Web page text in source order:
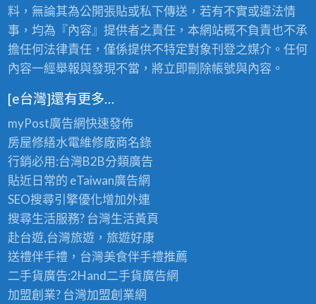
料，無論其為公開張貼或私下傳送，若有不實或違法情
事，均為『內容』提供者之責任，本網站概不負責也不承
擔任何法律責任，僅係提供不特定對象刊登之媒介。任何
內容一經舉報與發現不當，將立即刪除帳號與內容。
[e台灣]還有更多…
myPost廣告網快速發佈
房屋修繕水電維修廠商名錄
行銷必用:台灣B2B分類廣告
貼近日常的 eTaiwan廣告網
SEO搜尋引擎優化增加外連
搜尋生活服務? 台灣生活黃頁
赴台遊,台灣旅遊，旅遊好康
送禮伴手禮，台灣美食伴手禮推薦
二手貨廣告:2Hand二手貨廣告網
加盟創業? 台灣加盟創業網